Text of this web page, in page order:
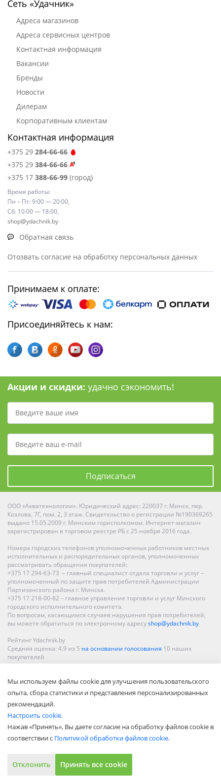
Сеть «Удачник»
Адреса магазинов
Адреса сервисных центров
Контактная информация
Вакансии
Бренды
Новости
Дилерам
Корпоративным клиентам
Контактная информация
+375 29 284-66-66
+375 29 384-66-66
+375 17 388-66-99 (город)
Время работы:
Пн – Пт: 9:00 — 20:00,
Сб: 10:00 — 18:00,
shop@ydachnik.by
Обратная связь
Отозвать согласие на обработку персональных данных
Принимаем к оплате:
Присоединяйтесь к нам:
Акции и скидки: удачно сэкономить!
Подписаться
ООО «Акватехнологии». Юридический адрес: 220037 г. Минск, пер.
Козлова, 7Г, пом. 2, 3 этаж. Свидетельство о регистрации №190369265
выдано 15.05.2009 г. Минским горисполкомом. Интернет-магазин
зарегистрирован в торговом реестре РБ с 25 ноября 2016 года.
Номера городских телефонов уполномоченных работников местных
исполнительных и распорядительных органов, уполномоченных
рассматривать обращения покупателей:
+375 17 294-63-73 – главный специалист отдела торговли и услуг –
уполномоченный по защите прав потребителей Администрации
Партизанского района г. Минска.
+375 17 218-00-82 – главное управление торговли и услуг Минского
городского исполнительного комитета.
По вопросам, касающимся случаев нарушения прав потребителей,
вы можете обратиться по электронному адресуshop@ydachnik.by
Рейтинг Ydachnik.by
Средняя оценка: 4.9 из 5 на основании голосования 10 наших
покупателей
Гродно, Могилеве, Бобруйске, Барановичах, Молодечно,
Новополоцке, Пинске, Солигорске. При заказе в интернет-магазине
доставка осуществляется по всей Беларуси.
Показать полную версию
Мы используем файлы cookie для улучшения пользовательского
опыта, сбора статистики и представления персонализированных
рекомендаций.
Настроить cookie.
Нажав «Принять», Вы даете согласие на обработку файлов cookie в
соответствии с Политикой обработки файлов cookie.
Отклонить Принять все cookie